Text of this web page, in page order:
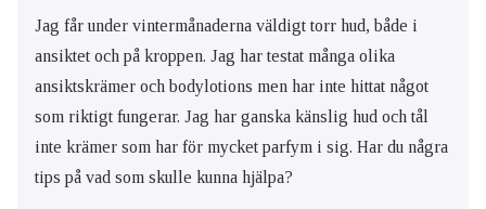
Jag får under vintermånaderna väldigt torr hud, både i
ansiktet och på kroppen. Jag har testat många olika
ansiktskrämer och bodylotions men har inte hittat något
som riktigt fungerar. Jag har ganska känslig hud och tål
inte krämer som har för mycket parfym i sig. Har du några
tips på vad som skulle kunna hjälpa?